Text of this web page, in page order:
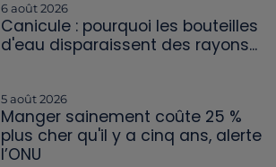
6 août 2026
Canicule : pourquoi les bouteilles
d'eau disparaissent des rayons...
5 août 2026
Manger sainement coûte 25 %
plus cher qu'il y a cinq ans, alerte
l’ONU